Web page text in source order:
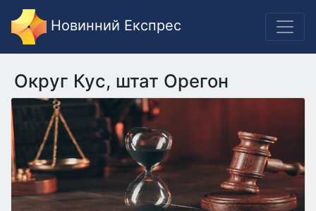
Новинний Експрес
Округ Кус, штат Орегон